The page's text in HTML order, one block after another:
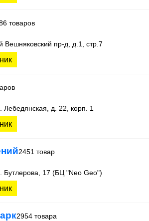
товаров
Вешняковский пр-д, д.1, стр.7
Лебедянская, д. 22, корп. 1
2451 товар
Бутлерова, 17 (БЦ "Neo Geo")
2954 товара